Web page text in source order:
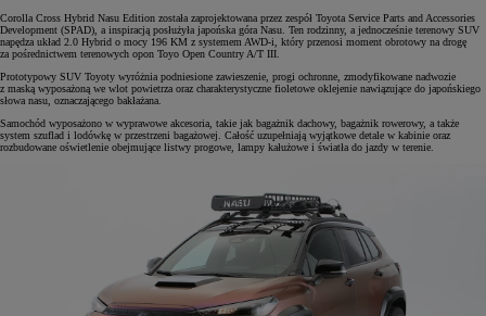
Corolla Cross Hybrid Nasu Edition została zaprojektowana przez zespół Toyota Service Parts and Accessories
Development (SPAD), a inspiracją posłużyła japońska góra Nasu. Ten rodzinny, a jednocześnie terenowy SUV
napędza układ 2.0 Hybrid o mocy 196 KM z systemem AWD-i, który przenosi moment obrotowy na drogę
za pośrednictwem terenowych opon Toyo Open Country A/T III.
Prototypowy SUV Toyoty wyróżnia podniesione zawieszenie, progi ochronne, zmodyfikowane nadwozie
z maską wyposażoną we wlot powietrza oraz charakterystyczne fioletowe oklejenie nawiązujące do japońskiego
słowa nasu, oznaczającego bakłażana.
Samochód wyposażono w wyprawowe akcesoria, takie jak bagażnik dachowy, bagażnik rowerowy, a także
system szuflad i lodówkę w przestrzeni bagażowej. Całość uzupełniają wyjątkowe detale w kabinie oraz
rozbudowane oświetlenie obejmujące listwy progowe, lampy kałużowe i światła do jazdy w terenie.